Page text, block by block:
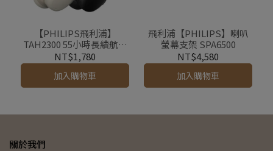
【PHILIPS飛利浦】
TAH2300 55小時長續航立
體聲無線藍牙耳罩式耳機
NT$1,780
加入購物車
飛利浦【PHILIPS】喇叭
螢幕支架 SPA6500
NT$4,580
加入購物車
關於我們